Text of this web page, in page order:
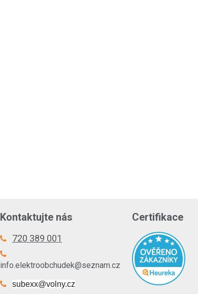
Kontaktujte nás
720 389 001
info.elektroobchudek@seznam.cz
subexx@volny.cz
Certifikace